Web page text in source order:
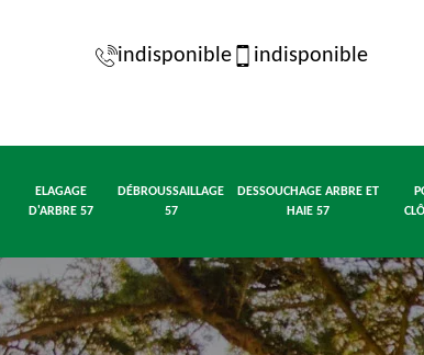
indisponible indisponible
ELAGAGE
D'ARBRE 57
DÉBROUSSAILLAGE
57
DESSOUCHAGE ARBRE ET
HAIE 57